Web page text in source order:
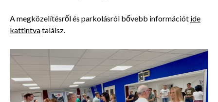
A megközelítésről és parkolásról bővebb információt ide
kattintvatalálsz.